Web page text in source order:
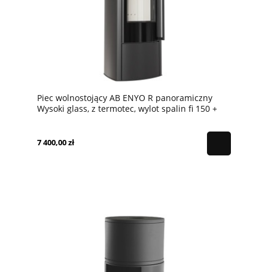
Piec wolnostojący AB ENYO R panoramiczny
Wysoki glass, z termotec, wylot spalin fi 150 +
7 400,00 zł